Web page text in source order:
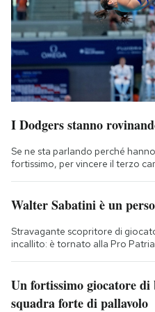
I Dodgers stanno
Se ne sta parlando perché
fortissimo, per vincere il terzo
Walter Sabatini è un
Stravagante scopritore di
incallito: è tornato alla Pro
Un fortissimo giocatore di
squadra forte di pallavolo